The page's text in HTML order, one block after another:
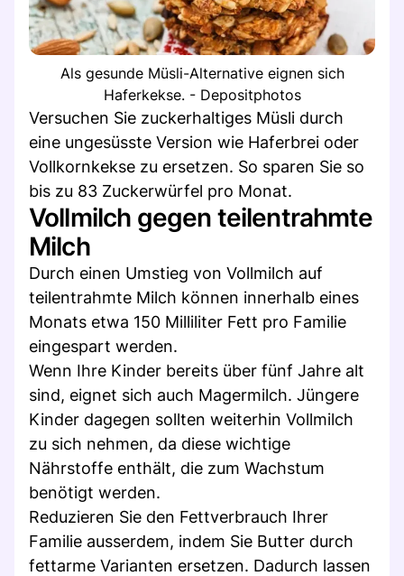
Als gesunde Müsli-Alternative eignen sich
Haferkekse. - Depositphotos
Versuchen Sie zuckerhaltiges Müsli durch
eine ungesüsste Version wie Haferbrei oder
Vollkornkekse zu ersetzen. So sparen Sie so
bis zu 83 Zuckerwürfel pro Monat.
Vollmilch gegen teilentrahmte
Milch
Durch einen Umstieg von Vollmilch auf
teilentrahmte Milch können innerhalb eines
Monats etwa 150 Milliliter Fett pro Familie
eingespart werden.
Wenn Ihre Kinder bereits über fünf Jahre alt
sind, eignet sich auch Magermilch. Jüngere
Kinder dagegen sollten weiterhin Vollmilch
zu sich nehmen, da diese wichtige
Nährstoffe enthält, die zum Wachstum
benötigt werden.
Reduzieren Sie den Fettverbrauch Ihrer
Familie ausserdem, indem Sie Butter durch
fettarme Varianten ersetzen. Dadurch lassen